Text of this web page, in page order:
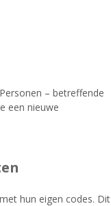
– betreffende
een nieuwe
hun eigen codes. Dit